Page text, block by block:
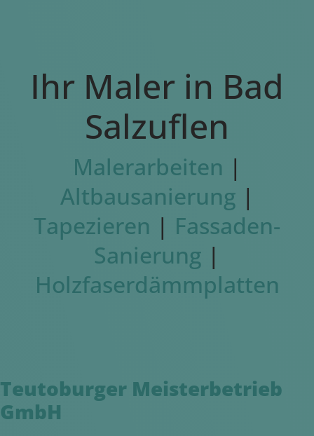
Ihr Maler in Bad
Salzuflen
Malerarbeiten |
Altbausanierung |
Tapezieren | Fassaden-
Sanierung |
Holzfaserdämmplatten
Teutoburger Meisterbetrieb
GmbH